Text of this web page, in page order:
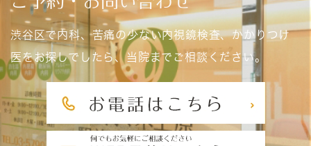
渋谷区で内科、苦痛の少ない内視鏡検査、かかりつけ
医をお探しでしたら、当院までご相談ください。